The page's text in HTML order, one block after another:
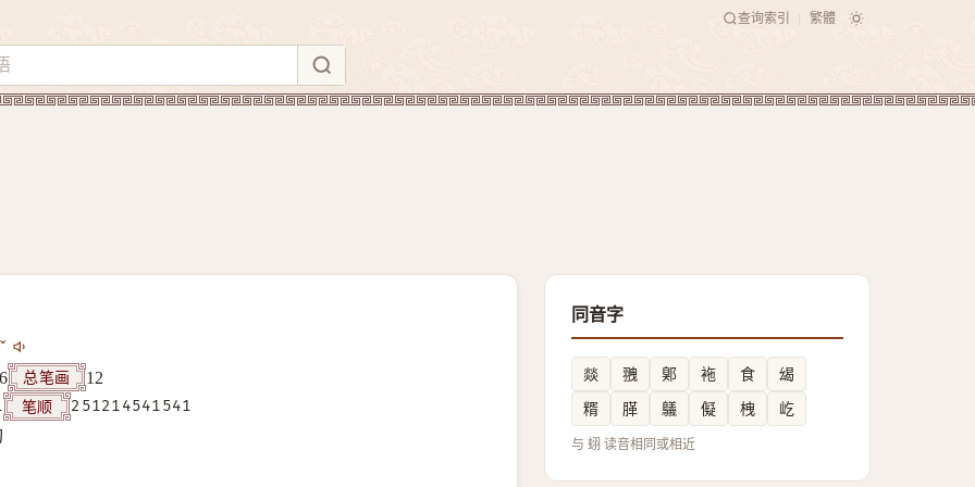
查询索引 繁體
6
总笔画
12
笔顺
251214541541
同音字
燚 䎈 鄓 袘 食
㡫
糈
䐙 鸃 儗 栧 屹
与 蛡 读音相同或相近